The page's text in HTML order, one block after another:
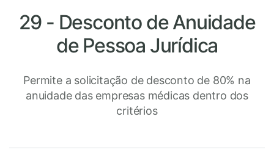
29 - Desconto de Anuidade
de Pessoa Jurídica
Permite a solicitação de desconto de 80% na
anuidade das empresas médicas dentro dos
critérios